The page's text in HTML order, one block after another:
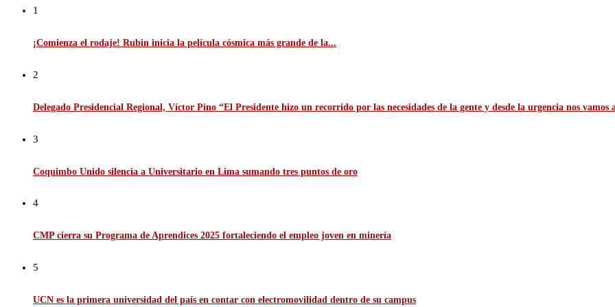
1
¡Comienza el rodaje! Rubin inicia la película cósmica más grande de la...
2
Delegado Presidencial Regional, Víctor Pino “El Presidente hizo un recorrido por las necesidades de la gente y desde la urgencia nos vamos
3
Coquimbo Unido silencia a Universitario en Lima sumando tres puntos de oro
4
CMP cierra su Programa de Aprendices 2025 fortaleciendo el empleo joven en minería
5
UCN es la primera universidad del país en contar con electromovilidad dentro de su campus